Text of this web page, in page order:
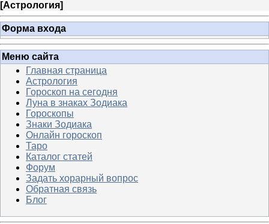
[Астрология]
Форма входа
Меню сайта
Главная страница
Астрология
Гороскоп на сегодня
Луна в знаках Зодиака
Гороскопы
Знаки Зодиака
Онлайн гороскоп
Таро
Каталог статей
Форум
Задать хорарный вопрос
Обратная связь
Блог